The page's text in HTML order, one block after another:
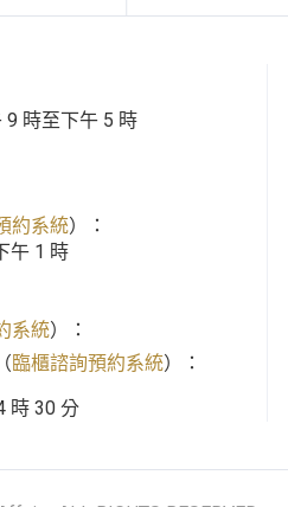
9 時至下午 5 時
約系統）：
午 1 時
系統）：
臨櫃諮詢預約系統）：
時 30 分